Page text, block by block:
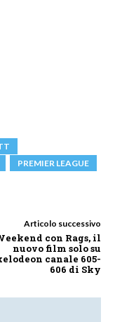
PREMIER LEAGUE
Articolo successivo
con Rags, il
nuovo film solo su
canale 605-
606 di Sky